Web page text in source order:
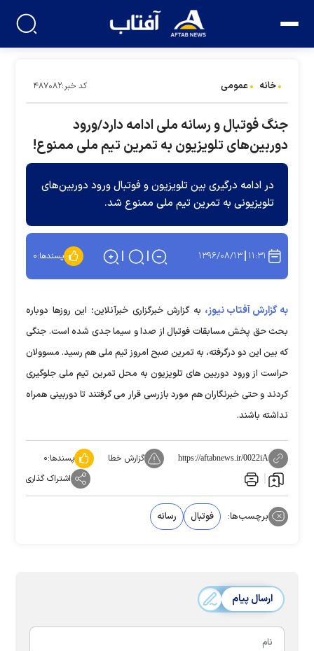
خانه عمومی کد خبر:۴۸۷۰۸۲
جنگ فوتبال و رسانه ملی ادامه دارد/ورود
دوربین‌های تلویزیون به تمرین تیم ملی ممنوع!
در ادامه درگیری بین تلویزیون و فوتبال ورود دوربین‌های
تلویزیونی به تمرین تیم ملی ممنوع شد.
۱۱:۳۱ ۱۳۹۶/۰۸/۱۳ پسندها:۰
به گزارش آفتاب نیوز، به گزارش خبرگزاری خبرآنلاین؛ این روزها دوباره
بحث حق پخش مسابقات فوتبال از صدا و سیما جدی شده است. جنگی
که بین این دو درگرفته، به تمرین صبح امروز تیم ملی هم رسید. مسوولان
حراست از ورود دوربین های تلویزیون به محل تمرین تیم ملی جلوگیری
کردند و حتی خبرنگاران هم مورد بازرسی قرار می گرفتند تا دوربینی همراه
نداشته باشند.
https://aftabnews.ir/0022iA گزارش خطا پسندها:۰
اشتراک گذاری
برچسب‌ها: فوتبال رسانه
ارسال پیام